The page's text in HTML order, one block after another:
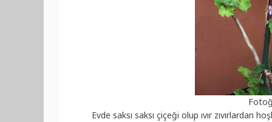
Evde saksı saksı çiçeği olup ıvır zıvırlardan